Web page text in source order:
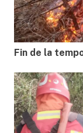
Fin de la